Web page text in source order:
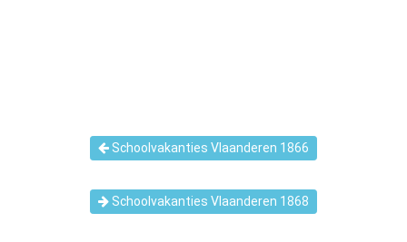
Schoolvakanties Vlaanderen 1866
Schoolvakanties Vlaanderen 1868